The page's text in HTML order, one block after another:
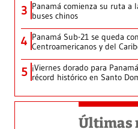
3 Panamá comienza su ruta a
buses chinos
4 Panamá Sub-21 se queda
Centroamericanos y del
5 ¡Viernes dorado para
récord histórico en Santo
Últimas